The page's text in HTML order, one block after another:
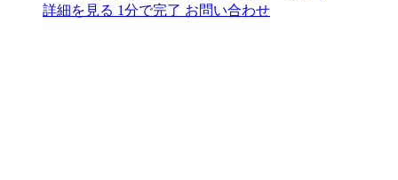
詳細を見る 1分で完了 お問い合わせ